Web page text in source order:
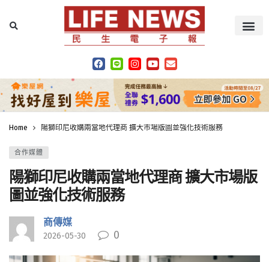
Home 陽獅印尼收購兩當地代理商 擴大市場版圖並強化技術服務
合作媒體
陽獅印尼收購兩當地代理商 擴大市場版
圖並強化技術服務
商傳媒
2026-05-30 0